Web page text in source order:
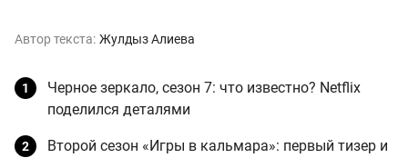
Автор текста: Жулдыз Алиева
Черное зеркало, сезон 7: что известно? Netflix
поделился деталями
Второй сезон «Игры в кальмара»: первый тизер и